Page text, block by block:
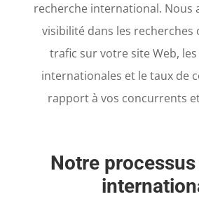
recherche international. Nous
visibilité dans les recherches
trafic sur votre site Web,
internationales et le taux de
rapport à vos concurrents
Notre processus